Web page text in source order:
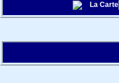
La Carte